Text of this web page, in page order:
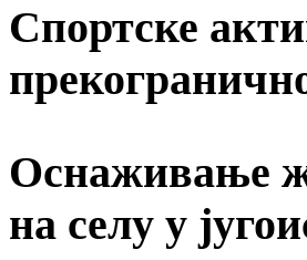
Спортске
Оснаживање
на селу у